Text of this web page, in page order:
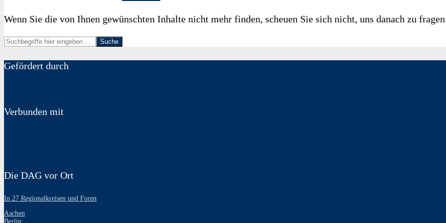
Wenn Sie die von Ihnen gewünschten Inhalte nicht mehr finden, scheuen Sie sich nicht, uns danach zu
Suche
Gefördert durch
Verbunden mit
Die DAG vor Ort
In 27 Regionalkreisen und Foren
Aachen
Berlin